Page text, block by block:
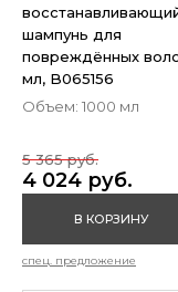
шампунь для
повреждённых
мл, B065156
Объем: 1000 мл
4 024 руб.
5 365 руб.
В КОРЗИНУ
спец. предложение